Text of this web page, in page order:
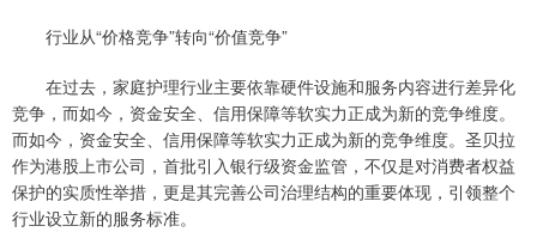
行业从“价格竞争”转向“价值竞争”
在过去，家庭护理行业主要依靠硬件设施和服务内容进行差异化
竞争，而如今，资金安全、信用保障等软实力正成为新的竞争维度。
而如今，资金安全、信用保障等软实力正成为新的竞争维度。圣贝拉
作为港股上市公司，首批引入银行级资金监管，不仅是对消费者权益
保护的实质性举措，更是其完善公司治理结构的重要体现，引领整个
行业设立新的服务标准。